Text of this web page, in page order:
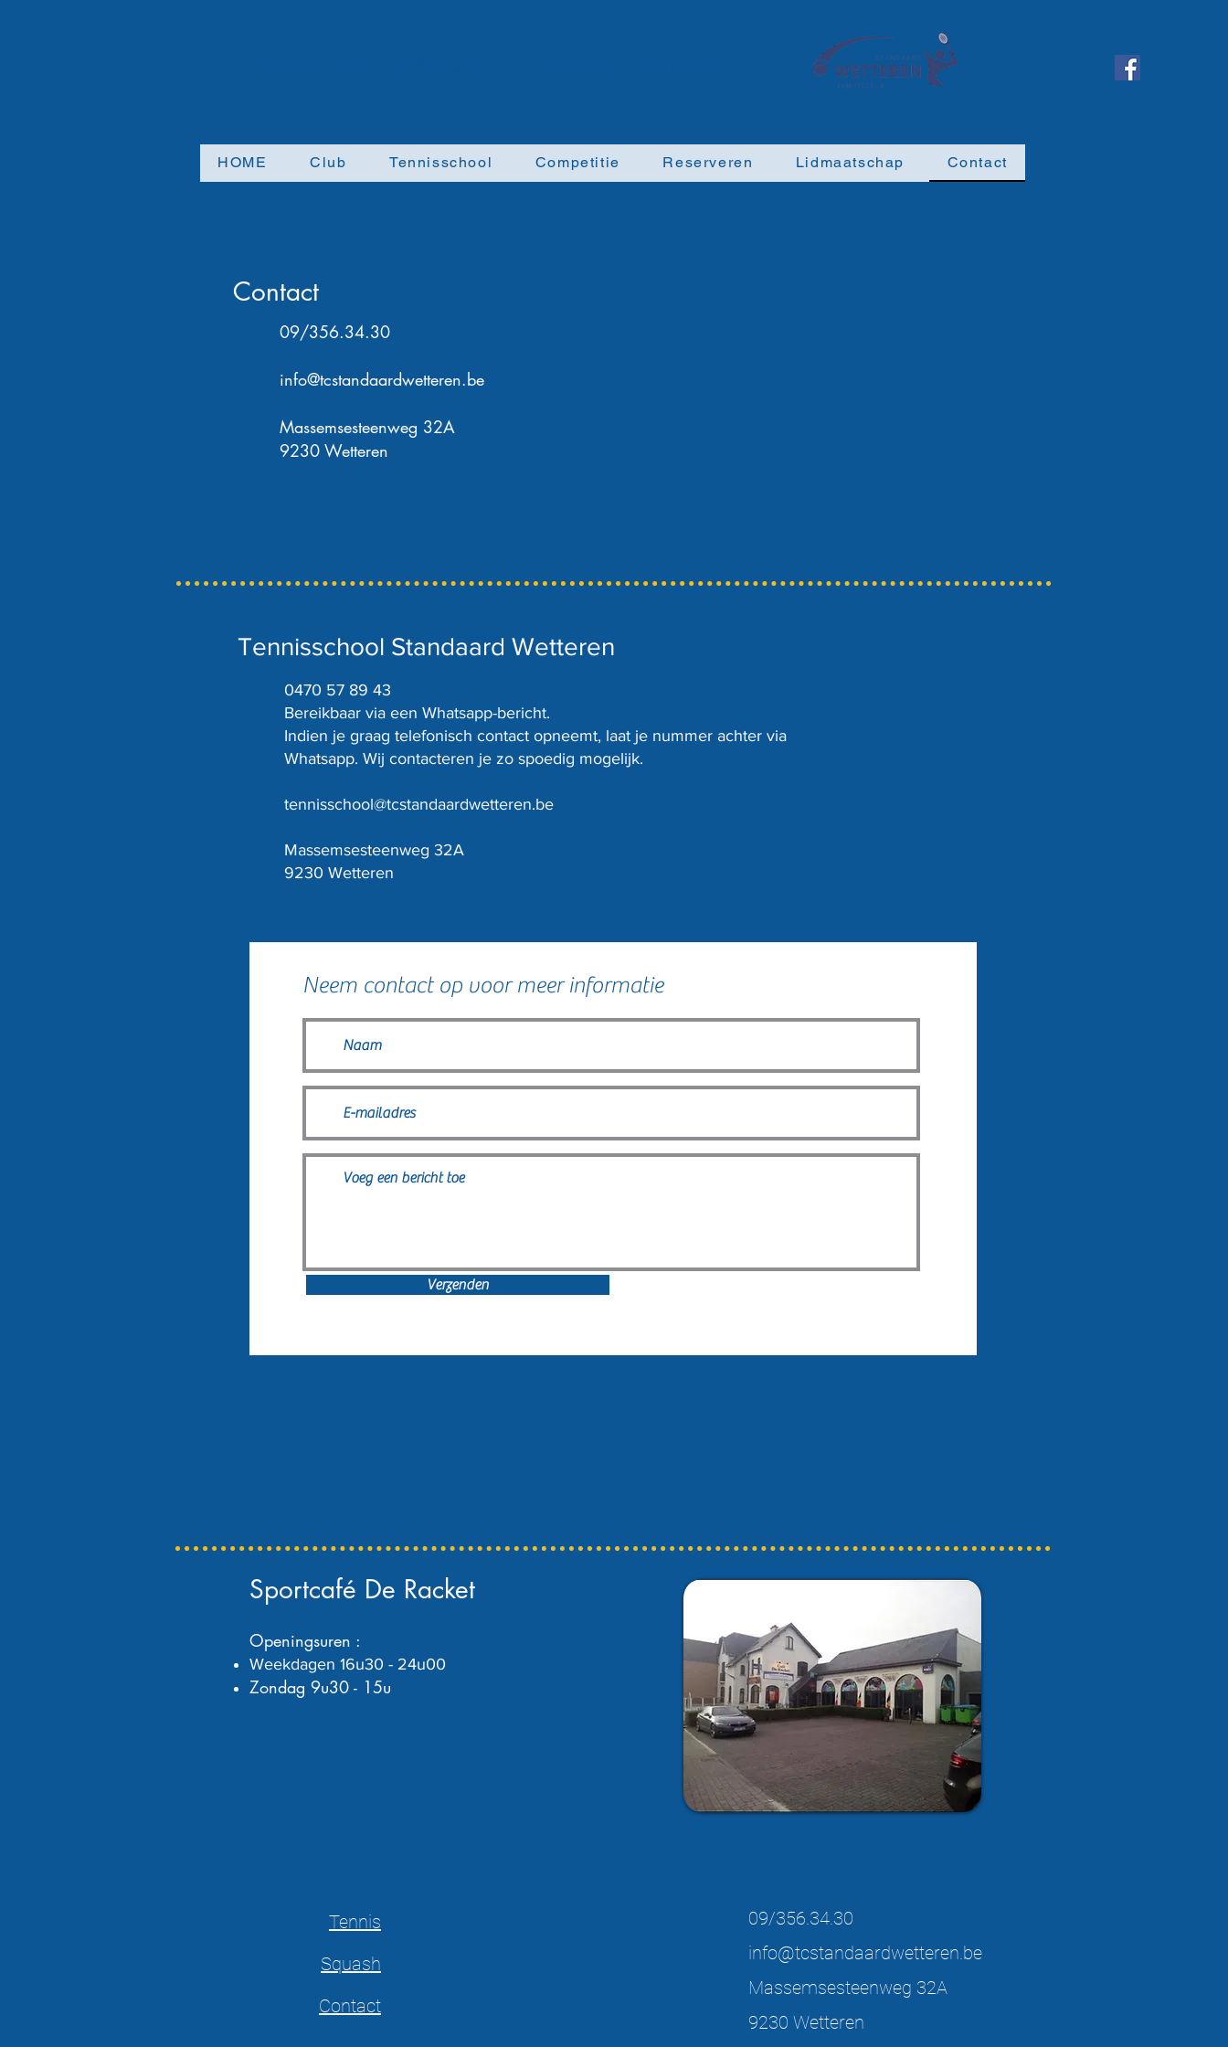
HOME Club Tennisschool Competitie Reserveren Lidmaatschap Contact
Contact
09/356.34.30
info@tcstandaardwetteren.be
Massemsesteenweg 32A
9230 Wetteren
Tennisschool Standaard Wetteren
0470 57 89 43
Bereikbaar via een Whatsapp-bericht.
Indien je graag telefonisch contact opneemt, laat je nummer achter via
Whatsapp. Wij contacteren je zo spoedig mogelijk.
tennisschool@tcstandaardwetteren.be
Massemsesteenweg 32A
9230 Wetteren
Neem contact op voor meer informatie
Verzenden
Sportcafé De Racket
Openingsuren :
Weekdagen 16u30 - 24u00
Zondag 9u30 - 15u
Tennis
Squash
Contact
09/356.34.30
info@tcstandaardwetteren.be
Massemsesteenweg 32A
9230 Wetteren